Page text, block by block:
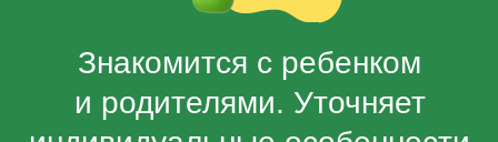
от предпочтений ребенка